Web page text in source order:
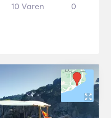
10 Varen 0